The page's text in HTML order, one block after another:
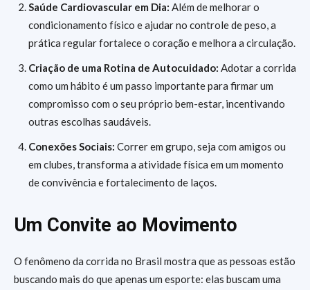
Saúde Cardiovascular em Dia: Além de melhorar o
condicionamento físico e ajudar no controle de peso, a
prática regular fortalece o coração e melhora a circulação.
Criação de uma Rotina de Autocuidado: Adotar a corrida
como um hábito é um passo importante para firmar um
compromisso com o seu próprio bem-estar, incentivando
outras escolhas saudáveis.
Conexões Sociais: Correr em grupo, seja com amigos ou
em clubes, transforma a atividade física em um momento
de convivência e fortalecimento de laços.
Um Convite ao Movimento
O fenômeno da corrida no Brasil mostra que as pessoas estão
buscando mais do que apenas um esporte: elas buscam uma